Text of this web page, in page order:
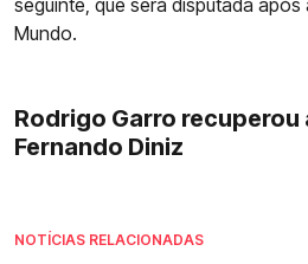
Mundo.
Rodrigo Garro recuperou
Fernando Diniz
NOTÍCIAS RELACIONADAS